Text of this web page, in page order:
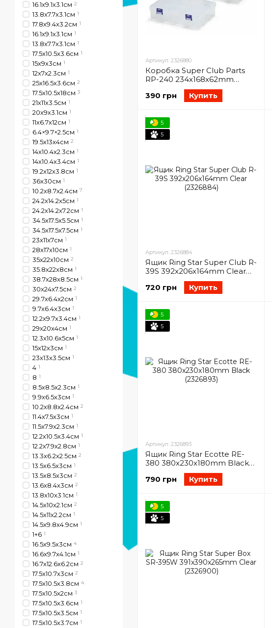
Артикул: 2326880
Коробка Super Club Parts
RP-240 234x168x62mm
390 грн Купить
5
5
Артикул: 2326884
Ящик Ring Star Super Club R-
39S 392x206x164mm Clear
720 грн Купить
5
5
Артикул: 2326893
Ящик Ring Star Ecotte RE-
380 380x230x180mm Black
790 грн Купить
5
5
16.1х9.1x3.1cм 2
13.8x7.7x3.1см 1
17.8х9.4x3.2cм 1
16.1х9.1х3.1cм 1
13.8x7.7x3.1cм 1
17.5x10.5x3.6cм 1
15x9x3cм 1
12x7x2.3cм 1
25х16.5х3.6cм 2
17.5х10.5х18cм 3
21х11х3.5cм 1
20х9х3.1cм 1
11х6.7х12cм 1
6.4×9.7×2.5см 1
19.5х13x4cм 2
14х10.4х2.3cм 1
14х10.4х3.4cм 1
19.2х12х3.8см 1
36x30см 1
10.2x8.7x2.4см 7
24.2x14.2x5см 1
24.2x14.2x7.2см 1
34.5x17.5x5.5см 1
34.5x17.5x7.5см 1
23x11x7см 1
28x17x10см 1
35x22x10см 2
35.8x22x8см 1
38.7x28x8.5см 1
30x24x7.5см 2
29.7x6.4x2см 1
9.7x6.4x3см 1
12.2x9.7x3.4см 1
29x20x4см 1
12.3x10.6x5см 1
15x12x3см 1
23x13x3.5см 1
4 1
8 1
8.5х8.5х2.3см 1
9.9x6.5x3см 1
10.2х8.8х2.4см 2
11.4х7.5х3см 1
11.5x7.9x2.3см 1
12.2х10.5х3.4см 1
12.2х7.9х2.8см 1
13.3х6.2х2.5см 2
13.5x6.5x3см 1
13.5х8.5х3см 2
13.6x8.4x3см 2
13.8x10x3.1см 1
14.5х10х2.1см 2
14.5х11х2.2см 1
14.5х9.8х4.9см 1
1+6 1
16.5х9.5х3см 4
16.6х9.7х4.1см 1
16.7х12.6х6.2см 2
17.5x10.7x3см 2
17.5х10.5х3.8см 4
17.5x10.5x2см 3
17.5х10.5х3.6см 1
17.5х10.5х3.5см 1
17.5х10.5х3.7см 1